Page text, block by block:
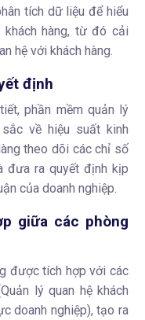
tích dữ liệu để hiểu
hàng, từ đó cải
hệ với khách hàng.
định
phần mềm quản lý
về hiệu suất kinh
theo dõi các chỉ số
đưa ra quyết định kịp
của doanh nghiệp.
giữa các phòng
được tích hợp với các
lý quan hệ khách
doanh nghiệp), tạo ra